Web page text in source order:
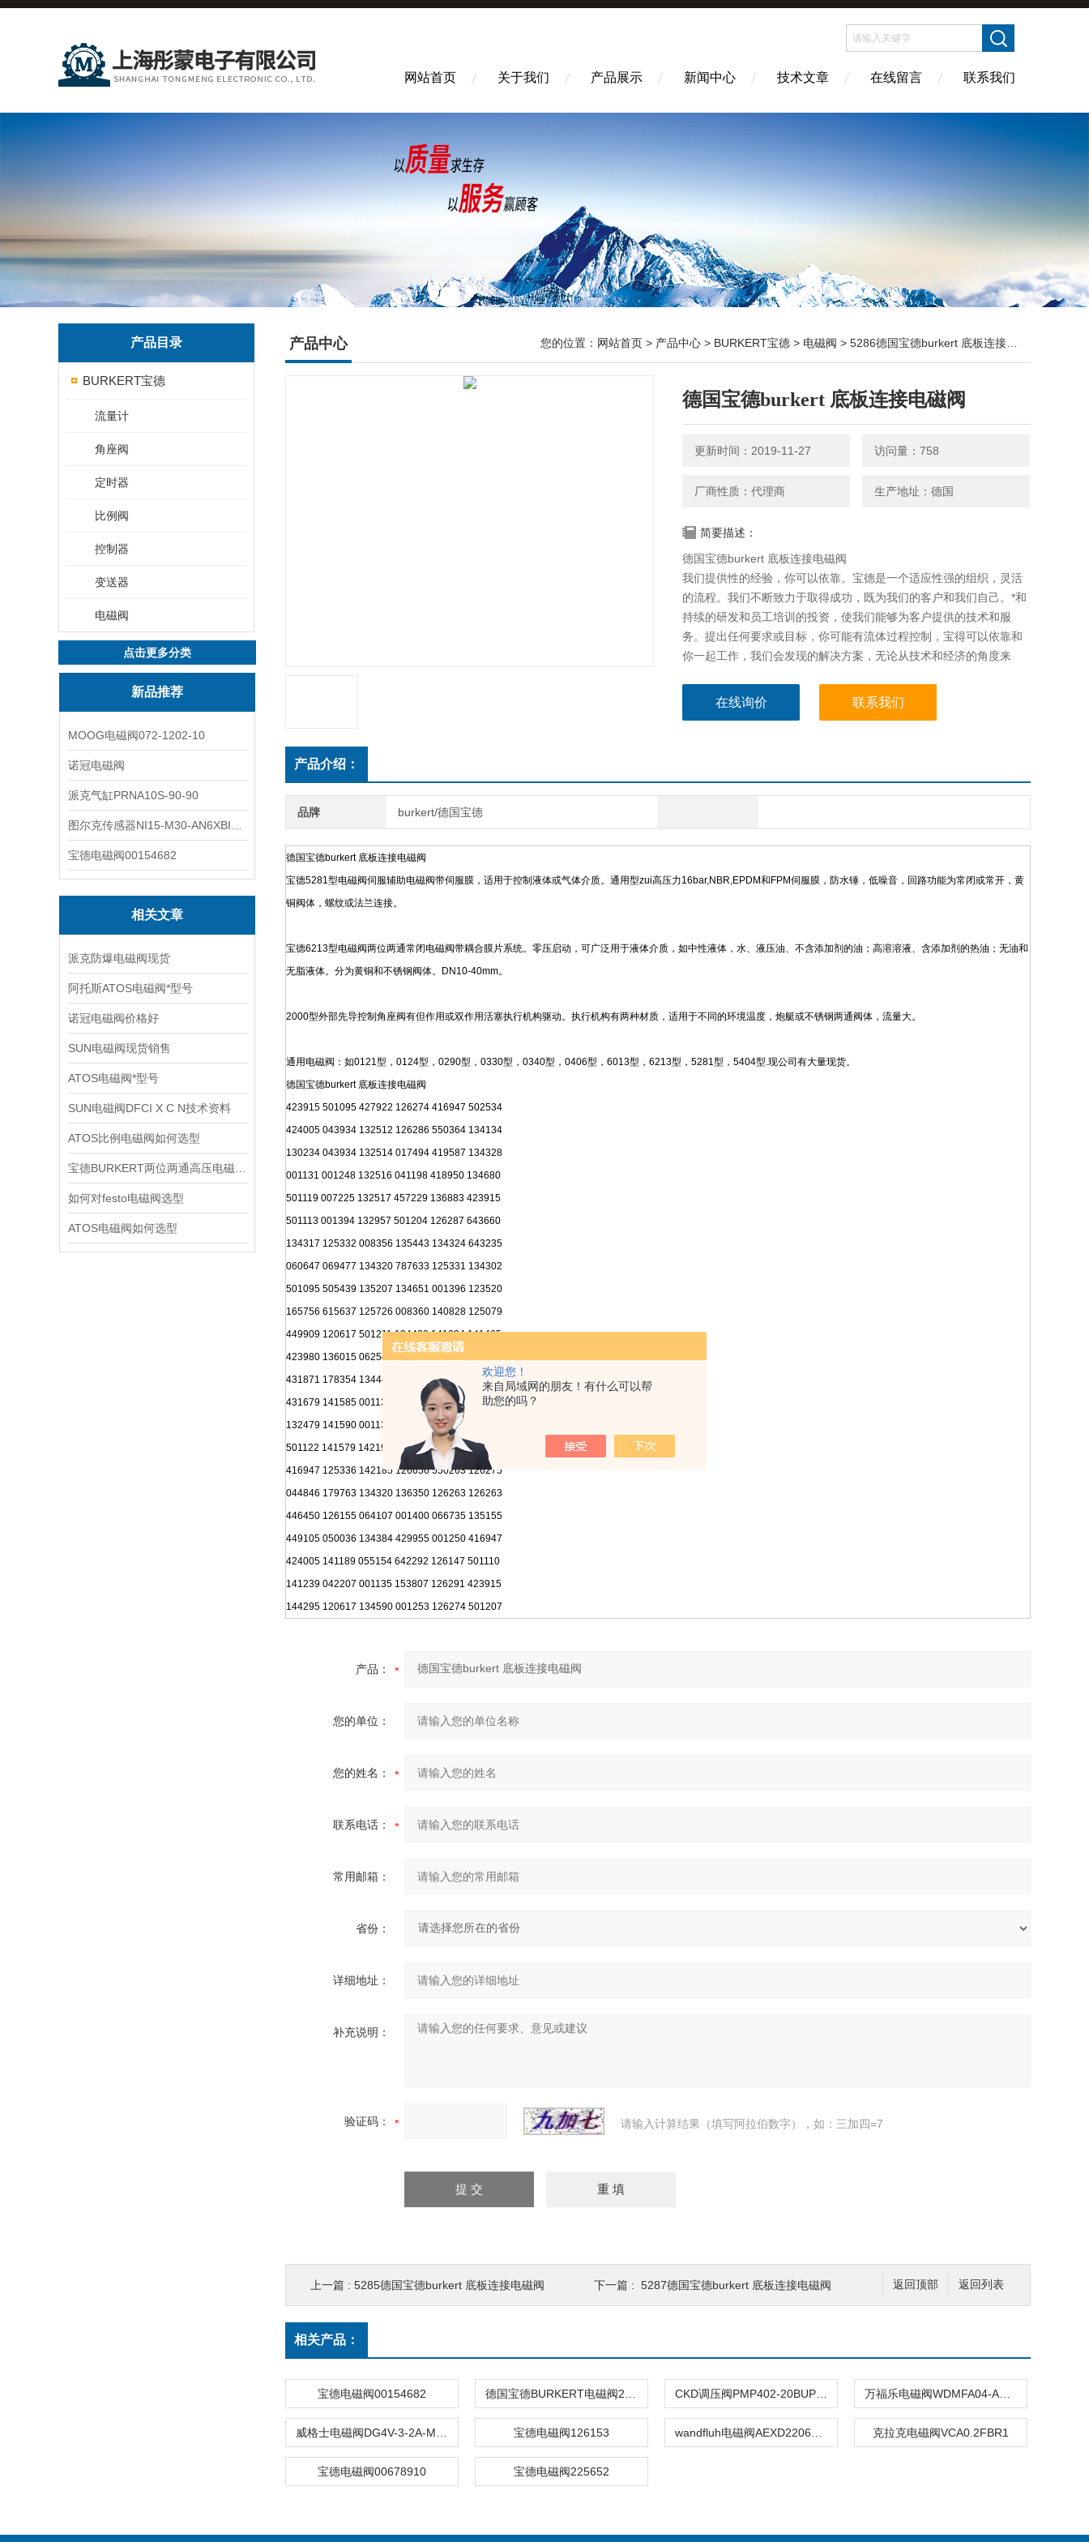
欢迎您！
来自局域网的朋友！有什么可以帮
助您的吗？
网站首页 关于我们 产品展示 新闻中心 技术文章 在线留言 联系我们
产品目录
BURKERT宝德
流量计
角座阀
定时器
比例阀
控制器
变送器
电磁阀
点击更多分类
新品推荐
MOOG电磁阀072-1202-10
诺冠电磁阀
派克气缸PRNA10S-90-90
宝德电磁阀00154682
相关文章
派克防爆电磁阀现货
阿托斯ATOS电磁阀*型号
诺冠电磁阀价格好
SUN电磁阀现货销售
ATOS电磁阀*型号
SUN电磁阀DFCI X C N技术资料
ATOS比例电磁阀如何选型
如何对festo电磁阀选型
ATOS电磁阀如何选型
产品中心 您的位置： 网站首页 > 产品中心 > BURKERT宝德 > 电磁阀 > 5286德国宝德burkert 底板连接电磁阀
德国宝德burkert 底板连接电磁阀
更新时间：2019-11-27 访问量：758
厂商性质：代理商 生产地址：德国
简要描述：
德国宝德burkert 底板连接电磁阀
我们提供性的经验，你可以依靠。宝德是一个适应性强的组织，灵活
的流程。我们不断致力于取得成功，既为我们的客户和我们自己。*和
持续的研发和员工培训的投资，使我们能够为客户提供的技术和服
务。提出任何要求或目标，你可能有流体过程控制，宝得可以依靠和
你一起工作，我们会发现的解决方案，无论从技术和经济的角度来
在线询价 联系我们
产品介绍：
品牌 burkert/德国宝德
德国宝德burkert 底板连接电磁阀
宝德5281型电磁阀伺服辅助电磁阀带伺服膜，适用于控制液体或气体介质。通用型zui高压力16bar,NBR,EPDM和FPM伺服膜，防水锤，低噪音，回路功能为常闭或常开，黄
铜阀体，螺纹或法兰连接。
宝德6213型电磁阀两位两通常闭电磁阀带耦合膜片系统。零压启动，可广泛用于液体介质，如中性液体，水、液压油、不含添加剂的油；高溶溶液、含添加剂的热油；无油和
无脂液体。分为黄铜和不锈钢阀体。DN10-40mm。
2000型外部先导控制角座阀有但作用或双作用活塞执行机构驱动。执行机构有两种材质，适用于不同的环境温度，炮艇或不锈钢两通阀体，流量大。
通用电磁阀：如0121型，0124型，0290型，0330型，0340型，0406型，6013型，6213型，5281型，5404型.现公司有大量现货。
德国宝德burkert 底板连接电磁阀
423915 501095 427922 126274 416947 502534
424005 043934 132512 126286 550364 134134
130234 043934 132514 017494 419587 134328
001131 001248 132516 041198 418950 134680
501119 007225 132517 457229 136883 423915
501113 001394 132957 501204 126287 643660
134317 125332 008356 135443 134324 643235
060647 069477 134320 787633 125331 134302
501095 505439 135207 134651 001396 123520
165756 615637 125726 008360 140828 125079
449909 120617 501211 134438 141234 141465
423980 136015 062545 131424 141239 134234
431871 178354 134445 126274 134521 126291
431679 141585 001139 126286 125660 423922
132479 141590 001136 043934 126263 060644
501122 141579 142192 048708 426869 140828
416947 125336 142185 126656 550263 126275
044846 179763 134320 136350 126263 126263
446450 126155 064107 001400 066735 135155
449105 050036 134384 429955 001250 416947
424005 141189 055154 642292 126147 501110
141239 042207 001135 153807 126291 423915
144295 120617 134590 001253 126274 501207
产品：
您的单位：
您的姓名：
联系电话：
常用邮箱：
省份：
详细地址：
补充说明：
验证码： 请输入计算结果（填写阿拉伯数字），如：三加四=7
返回列表
返回顶部
上一篇 : 5285德国宝德burkert 底板连接电磁阀 下一篇 : 5287德国宝德burkert 底板连接电磁阀
相关产品：
宝德电磁阀00154682
宝德电磁阀126153 克拉克电磁阀VCA0.2FBR1
宝德电磁阀00678910 宝德电磁阀225652